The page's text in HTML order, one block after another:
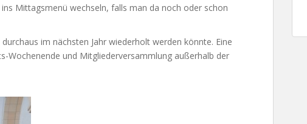
Mittagsmenü wechseln, falls man da noch oder schon
im nächsten Jahr wiederholt werden könnte. Eine
Wochenende und Mitgliederversammlung außerhalb der